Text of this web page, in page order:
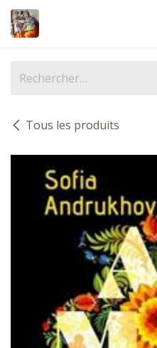
Se rendre au contenu
Tous les produits